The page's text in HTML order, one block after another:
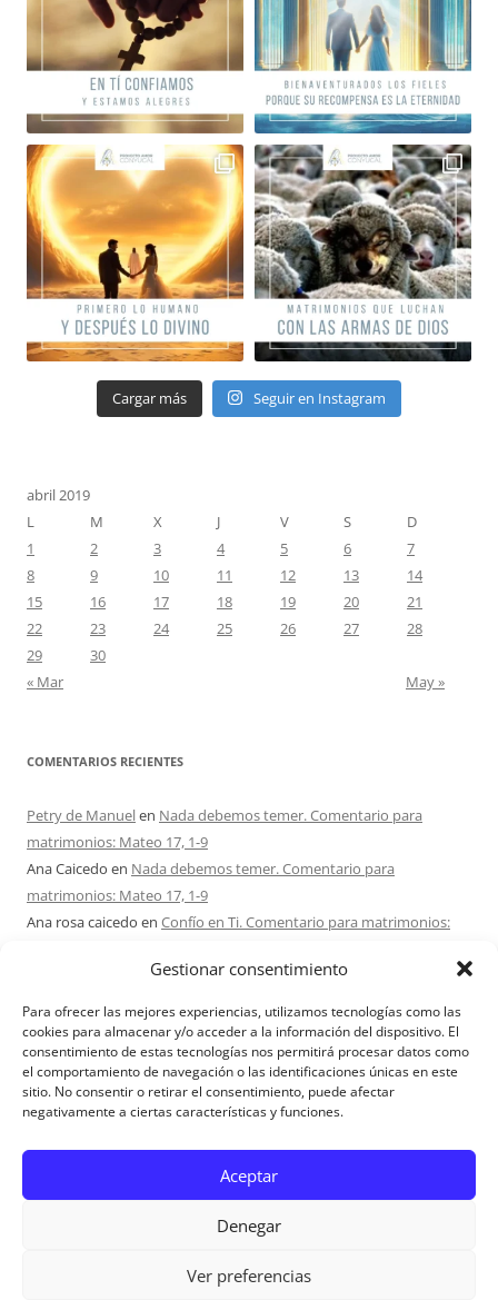
Gestionar consentimiento
Para ofrecer las mejores experiencias, utilizamos tecnologías como las
cookies para almacenar y/o acceder a la información del dispositivo. El
consentimiento de estas tecnologías nos permitirá procesar datos como
el comportamiento de navegación o las identificaciones únicas en este
sitio. No consentir o retirar el consentimiento, puede afectar
negativamente a ciertas características y funciones.
Aceptar
Denegar
Ver preferencias
Cargar más Seguir en Instagram
abril 2019
L
M X J V S
D
1
2 3 4 5 6
7
8
9 10 11 12 13
14
15
16 17 18 19 20
21
22
23 24 25 26 27
28
29
30
« Mar
May »
COMENTARIOS RECIENTES
Petry de Manuelen Nada debemos temer. Comentario para
matrimonios: Mateo 17, 1-9
Ana Caicedo en Nada debemos temer. Comentario para
matrimonios: Mateo 17, 1-9
Ana rosa caicedo en Confío en Ti. Comentario para matrimonios:
en¿Ser o hacer? Comentario para Matrimonios:
Maria Asuncion Herrero Mendezen¿Ser o hacer? Comentario para
Matrimonios: Mateo 15, 1-2. 10-14